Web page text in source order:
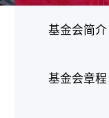
基金会简介
基金会章程